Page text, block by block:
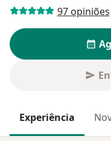
97 opiniões
Experiência